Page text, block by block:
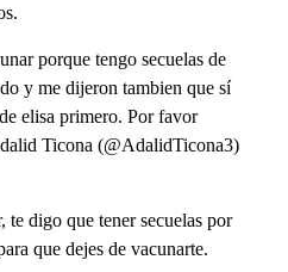
porque tengo secuelas de
y me dijeron tambien que sí
elisa primero. Por favor
Ticona (@AdalidTicona3)
digo que tener secuelas por
que dejes de vacunarte.